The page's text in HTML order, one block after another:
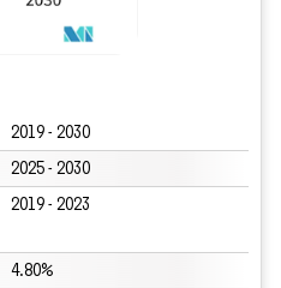
2019 - 2030
2025 - 2030
2019 - 2023
4.80%